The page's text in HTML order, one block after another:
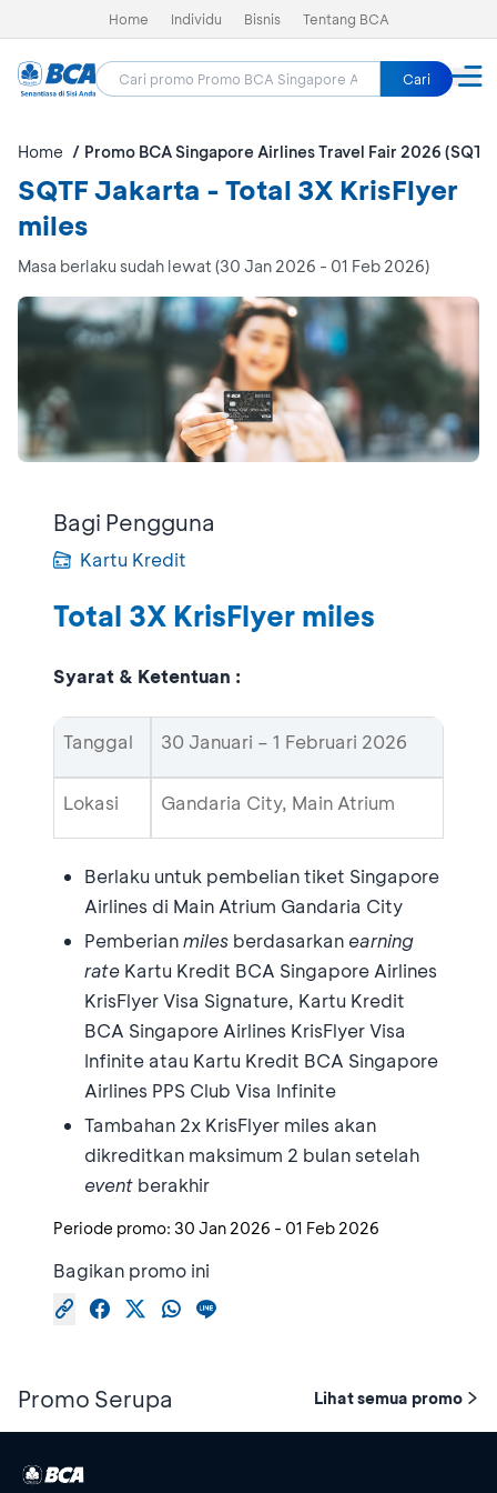
Home Individu Bisnis Tentang BCA
Cari
Home Promo BCA Singapore Airlines Travel Fair 2026
SQTF Jakarta - Total 3X KrisFlyer
miles
Masa berlaku sudah lewat (30 Jan 2026 - 01 Feb 2026)
Bagi Pengguna
Kartu Kredit
Total 3X KrisFlyer miles
Syarat & Ketentuan :
Tanggal 30 Januari – 1 Februari 2026
Lokasi Gandaria City, Main Atrium
Berlaku untuk pembelian tiket Singapore
Airlines di Main Atrium Gandaria City
Pemberianmiles berdasarkan earning
rate Kartu Kredit BCA Singapore Airlines
KrisFlyer Visa Signature, Kartu Kredit
BCA Singapore Airlines KrisFlyer Visa
Infinite atau Kartu Kredit BCA Singapore
Airlines PPS Club Visa Infinite
Tambahan 2x KrisFlyer miles akan
dikreditkan maksimum 2 bulan setelah
event berakhir
Periode promo: 30 Jan 2026 - 01 Feb 2026
Bagikan promo ini
Promo Serupa Lihat semua promo